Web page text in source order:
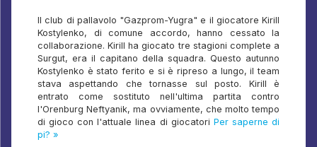
Il club di pallavolo "Gazprom-Yugra" e il giocatore Kirill
Kostylenko, di comune accordo, hanno cessato la
collaborazione. Kirill ha giocato tre stagioni complete a
Surgut, era il capitano della squadra. Questo autunno
Kostylenko è stato ferito e si è ripreso a lungo, il team
stava aspettando che tornasse sul posto. Kirill è
entrato come sostituto nell'ultima partita contro
l'Orenburg Neftyanik, ma ovviamente, che molto tempo
di gioco con l'attuale linea di giocatori Per saperne di
pi? »